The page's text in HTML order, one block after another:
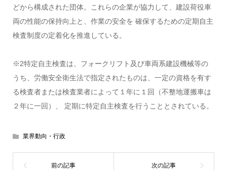
どから構成された団体。これらの企業が協力して、建設荷役車
両の性能の保持向上と、作業の安全を 確保するための定期自主
検査制度の定着化を推進している。
※2特定自主検査は、フォークリフト及び車両系建設機械等の
うち、労働安全衛生法で指定されたものは、一定の資格を有す
る検査者または検査業者によって１年に１回（不整地運搬車は
２年に一回）、 定期に特定自主検査を行うこととされている。
業界動向・行政